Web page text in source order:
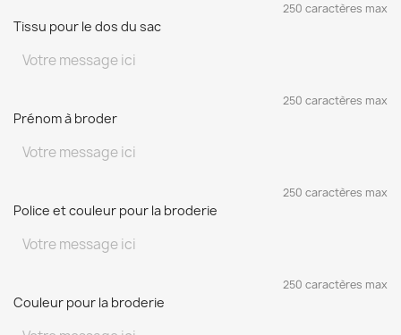
250 caractères max
Tissu pour le dos du sac
250 caractères max
Prénom à broder
250 caractères max
Police et couleur pour la broderie
250 caractères max
Couleur pour la broderie